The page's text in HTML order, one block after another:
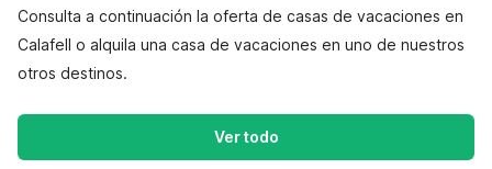
Consulta a continuación la oferta de casas de vacaciones en
Calafell o alquila una casa de vacaciones en uno de nuestros
otros destinos.
Ver todo